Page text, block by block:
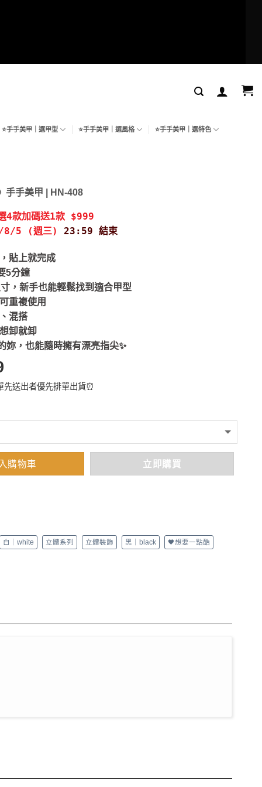
⭐手手美甲｜選甲型 ⭐手手美甲｜選風格 ⭐手手美甲｜選特色
手手美甲 | HN-408
4款加碼送1款 $999
8/5 (週三) 23:59 結束
貼上就完成
5分鐘
，新手也能輕鬆找到適合甲型
重複使用
混搭
卸就卸
妳，也能隨時擁有漂亮指尖✨
先送出者優先排單出貨⏰
購物車 立即購買
白｜white 立體系列 立體裝飾 黑｜black 🖤想要一點酷